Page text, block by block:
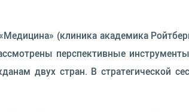
(клиника академика
перспективные
двух стран. В стратегической